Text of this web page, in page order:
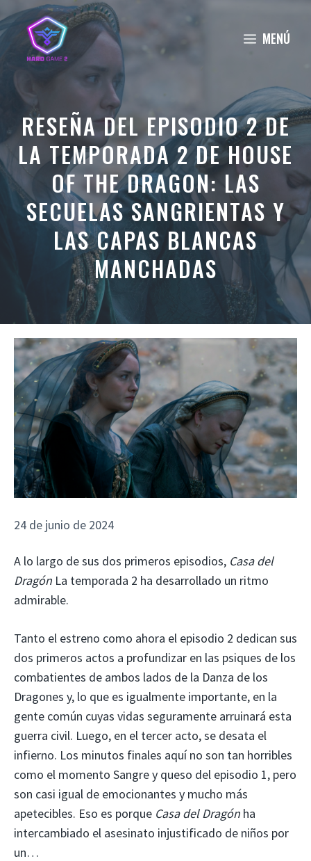
Saltar
al
contenido
MENÚ
RESEÑA DEL EPISODIO 2 DE
LA TEMPORADA 2 DE HOUSE
OF THE DRAGON: LAS
SECUELAS SANGRIENTAS Y
LAS CAPAS BLANCAS
MANCHADAS
24 de junio de 2024
A lo largo de sus dos primeros episodios, Casa del
Dragón La temporada 2 ha desarrollado un ritmo
admirable.
Tanto el estreno como ahora el episodio 2 dedican sus
dos primeros actos a profundizar en las psiques de los
combatientes de ambos lados de la Danza de los
Dragones y, lo que es igualmente importante, en la
gente común cuyas vidas seguramente arruinará esta
guerra civil. Luego, en el tercer acto, se desata el
infierno. Los minutos finales aquí no son tan horribles
como el momento Sangre y queso del episodio 1, pero
son casi igual de emocionantes y mucho más
apetecibles. Eso es porque Casa del Dragón ha
intercambiado el asesinato injustificado de niños por
un…